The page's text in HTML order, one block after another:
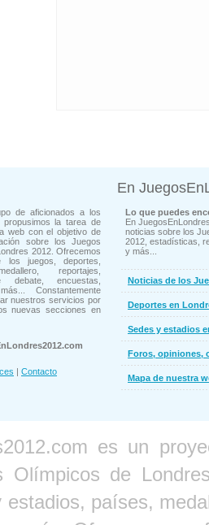
de aficionados a los
propusimos la tarea de
web con el objetivo de
sobre los Juegos
2012. Ofrecemos
los juegos, deportes,
reportajes,
encuestas,
Constantemente
nuestros servicios por
nuevas secciones en
| Contacto
En
Lo que puedes
En
noticias sobre los
2012, estadísticas,
y más...
Noticias de los
Deportes en
Sedes y estadios
Foros, opiniones,
Mapa de nuestra
es un
Olímpicos de
estadios, países,